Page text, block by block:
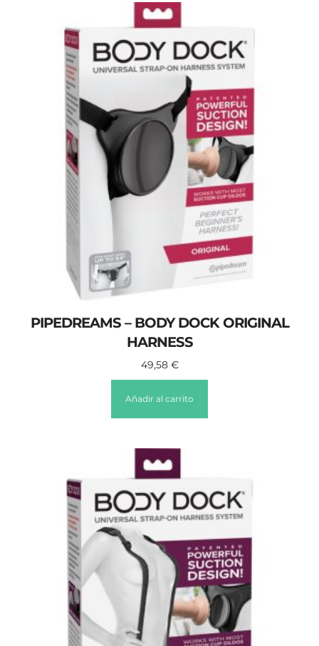
PIPEDREAMS – BODY DOCK ORIGINAL
HARNESS
49,58 €
Añadir al carrito